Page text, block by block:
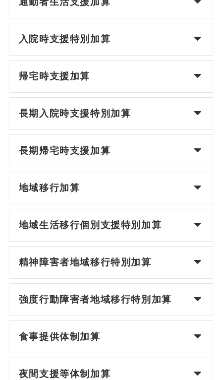
入院時支援特別加算
帰宅時支援加算
長期入院時支援特別加算
長期帰宅時支援加算
地域移行加算
地域生活移行個別支援特別加算
精神障害者地域移行特別加算
強度行動障害者地域移行特別加算
食事提供体制加算
夜間支援等体制加算